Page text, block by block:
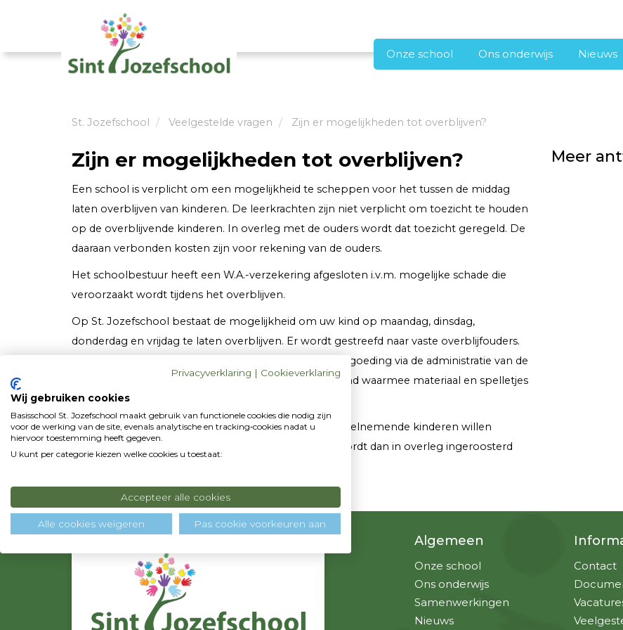
Onze school Ons onderwijs Nieuws
St. Jozefschool Veelgestelde vragen Zijn er mogelijkheden tot overblijven?
Zijn er mogelijkheden tot overblijven?
Een school is verplicht om een mogelijkheid te scheppen voor het tussen de middag
laten overblijven van kinderen. De leerkrachten zijn niet verplicht om toezicht te houden
op de overblijvende kinderen. In overleg met de ouders wordt dat toezicht geregeld. De
daaraan verbonden kosten zijn voor rekening van de ouders.
Het schoolbestuur heeft een W.A.-verzekering afgesloten i.v.m. mogelijke schade die
veroorzaakt wordt tijdens het overblijven.
Op St. Jozefschool bestaat de mogelijkheid om uw kind op maandag, dinsdag,
donderdag en vrijdag te laten overblijven. Er wordt gestreefd naar vaste overblijfouders.
Zij ontvangen daarvoor een (onbelaste) vrijwilligersvergoeding via de administratie van de
SKOV. Per kind wordt per keer een klein bedragje geïnd waarmee materiaal en spelletjes
worden aangeschaft.
De coördinerende ouders hopen dat de ouders van deelnemende kinderen willen
meehelpen in de organisatie van het overblijven. U wordt dan in overleg ingeroosterd
Meer
Contactgegevens
Algemeen
Onze school
Ons onderwijs
Samenwerkingen
Nieuws
Contact
Privacyverklaring | Cookieverklaring
Wij gebruiken cookies
Basisschool St. Jozefschool maakt gebruik van functionele cookies die nodig zijn
voor de werking van de site, evenals analytische en tracking‑cookies nadat u
hiervoor toestemming heeft gegeven.
U kunt per categorie kiezen welke cookies u toestaat:
Accepteer alle cookies
Alle cookies weigeren Pas cookie voorkeuren aan